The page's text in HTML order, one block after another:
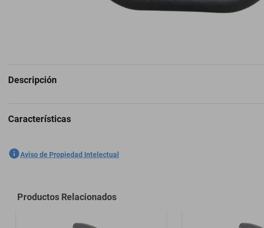
Descripción
Volante Universal 13 In Oakland Greater Six 1926-1927 - Negro
Características
SKU
Modelo
Aviso de Propiedad Intelectual
Productos Relacionados